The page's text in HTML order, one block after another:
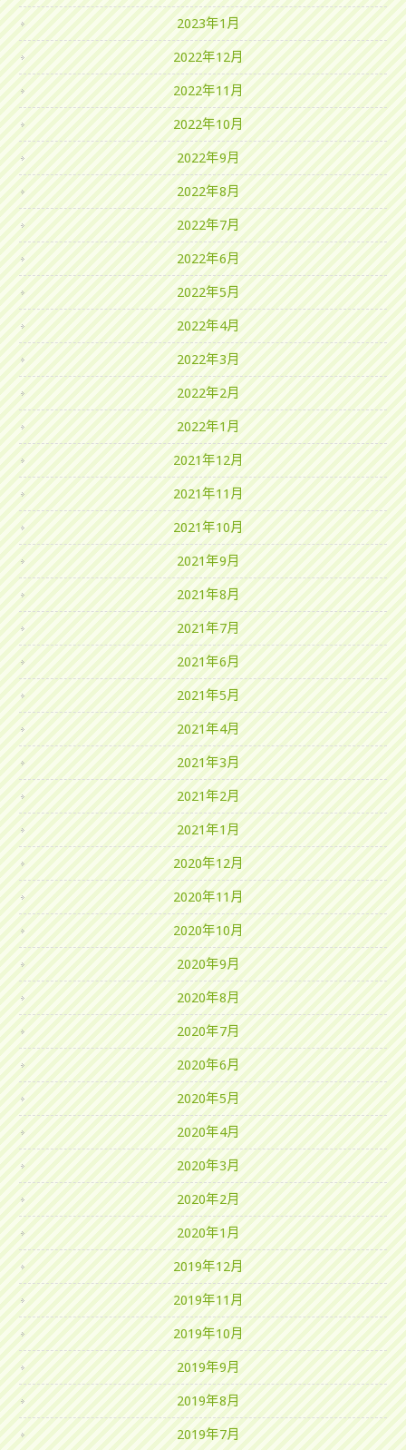
2023年1月
2022年12月
2022年11月
2022年10月
2022年9月
2022年8月
2022年7月
2022年6月
2022年5月
2022年4月
2022年3月
2022年2月
2022年1月
2021年12月
2021年11月
2021年10月
2021年9月
2021年8月
2021年7月
2021年6月
2021年5月
2021年4月
2021年3月
2021年2月
2021年1月
2020年12月
2020年11月
2020年10月
2020年9月
2020年8月
2020年7月
2020年6月
2020年5月
2020年4月
2020年3月
2020年2月
2020年1月
2019年12月
2019年11月
2019年10月
2019年9月
2019年8月
2019年7月